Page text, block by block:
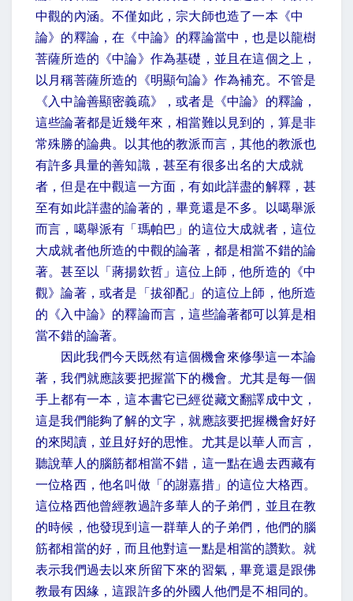
中觀的內涵。不僅如此，宗大師也造了一本《中
論》的釋論，在《中論》的釋論當中，也是以龍樹
菩薩所造的《中論》作為基礎，並且在這個之上，
以月稱菩薩所造的《明顯句論》作為補充。不管是
《入中論善顯密義疏》，或者是《中論》的釋論，
這些論著都是近幾年來，相當難以見到的，算是非
常殊勝的論典。以其他的教派而言，其他的教派也
有許多具量的善知識，甚至有很多出名的大成就
者，但是在中觀這一方面，有如此詳盡的解釋，甚
至有如此詳盡的論著的，畢竟還是不多。以噶舉派
而言，噶舉派有「瑪帕巴」的這位大成就者，這位
大成就者他所造的中觀的論著，都是相當不錯的論
著。甚至以「蔣揚欽哲」這位上師，他所造的《中
觀》論著，或者是「拔卻配」的這位上師，他所造
的《入中論》的釋論而言，這些論著都可以算是相
當不錯的論著。
因此我們今天既然有這個機會來修學這一本論
著，我們就應該要把握當下的機會。尤其是每一個
手上都有一本，這本書它已經從藏文翻譯成中文，
這是我們能夠了解的文字，就應該要把握機會好好
的來閱讀，並且好好的思惟。尤其是以華人而言，
聽說華人的腦筋都相當不錯，這一點在過去西藏有
一位格西，他名叫做「的謝嘉措」的這位大格西。
這位格西他曾經教過許多華人的子弟們，並且在教
的時候，他發現到這一群華人的子弟們，他們的腦
筋都相當的好，而且他對這一點是相當的讚歎。就
表示我們過去以來所留下來的習氣，畢竟還是跟佛
教最有因緣，這跟許多的外國人他們是不相同的。